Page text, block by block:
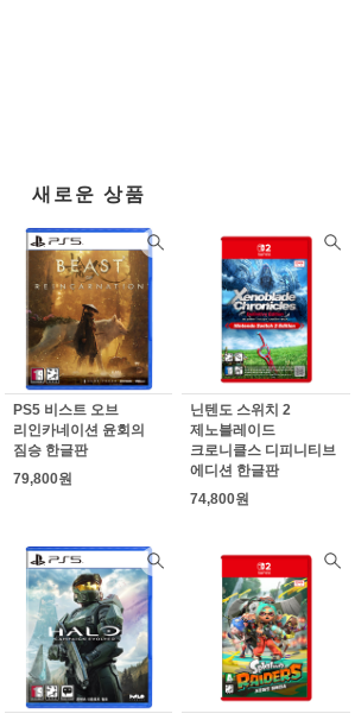
새로운 상품
PS5 비스트 오브
리인카네이션 윤회의
짐승 한글판
79,800원
닌텐도 스위치 2
제노블레이드
크로니클스 디피니티브
에디션 한글판
74,800원